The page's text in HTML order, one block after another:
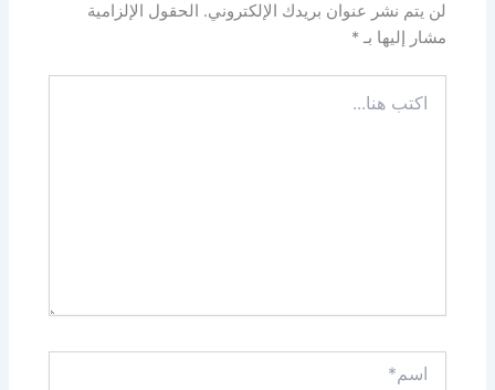
لن يتم نشر عنوان بريدك الإلكتروني. الحقول الإلزامية
مشار إليها بـ*
هنا...